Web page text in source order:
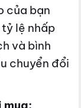
của bạn
lệ nhấp
và bình
chuyển đổi